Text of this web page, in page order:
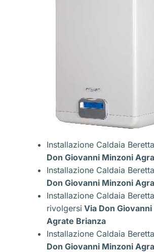
Installazione Caldaia
Don Giovanni Minzoni
Installazione Caldaia
Don Giovanni Minzoni
Installazione Caldaia
rivolgersi Via Don
Agrate Brianza
Installazione Caldaia
Don Giovanni Minzoni